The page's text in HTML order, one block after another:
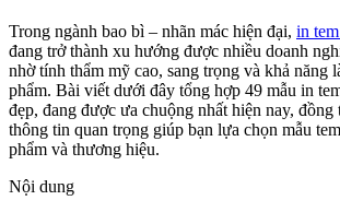
Trong ngành bao bì – nhãn mác hiện đại, in
đang trở thành xu hướng được nhiều doanh
nhờ tính thẩm mỹ cao, sang trọng và khả năng
phẩm. Bài viết dưới đây tổng hợp 49 mẫu in
đẹp, đang được ưa chuộng nhất hiện nay,
thông tin quan trọng giúp bạn lựa chọn mẫu
phẩm và thương hiệu.
Nội dung